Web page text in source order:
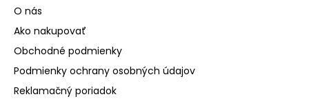
O nás
Ako nakupovať
Obchodné podmienky
Podmienky ochrany osobných údajov
Reklamačný poriadok